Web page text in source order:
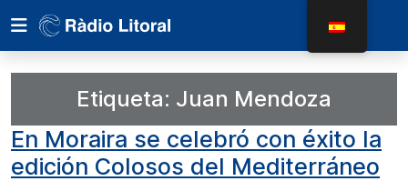
Etiqueta: Juan Mendoza
En Moraira se celebró con éxito la
edición Colosos del Mediterráneo